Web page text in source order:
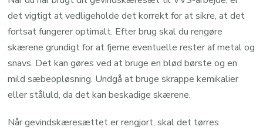
det vigtigt at vedligeholde det korrekt for at sikre, at det
fortsat fungerer optimalt. Efter brug skal du rengøre
skærene grundigt for at fjerne eventuelle rester af metal og
snavs. Det kan gøres ved at bruge en blød børste og en
mild sæbeopløsning. Undgå at bruge skrappe kemikalier
eller ståluld, da det kan beskadige skærene.
Når gevindskæresættet er rengjort, skal det tørres